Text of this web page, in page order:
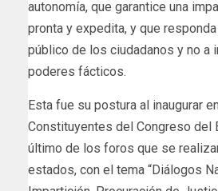
autonomía, que garantice una
pronta y expedita, y que
público de los ciudadanos y no a
poderes fácticos.
Esta fue su postura al inaugurar
Constituyentes del Congreso del
último de los foros que se
estados, con el tema “Diálogos